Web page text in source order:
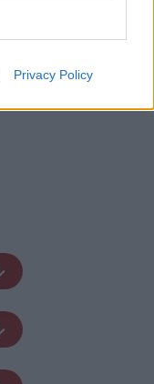
Privacy Policy
vsa resnica